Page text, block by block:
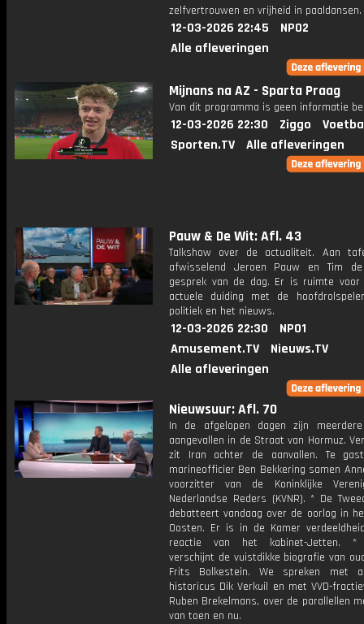
zelfvertrouwen en vrijheid in paaldansen.
12-03-2026 22:45
NPO2
Alle afleveringen
Mijnans na AZ - Sparta Praag
Van dit programma is geen informatie
12-03-2026 22:30 Ziggo
Sporten.TV
Alle afleveringen
Pauw & De Wit: Afl. 43
Talkshow over de actualiteit. Aan
afwisselend Jeroen Pauw en Tim
gesprek van de dag. Er is ruimte
actuele duiding met de
politiek en het nieuws.
12-03-2026 22:30
NPO1
Amusement.TV
Nieuws.TV
Alle afleveringen
Nieuwsuur: Afl. 70
In de afgelopen dagen zijn
aangevallen in de Straat van Hormuz.
zit Iran achter de aanvallen. Te
marineofficier Ben Bekkering samen
voorzitter van de Koninklijke
Nederlandse Reders (KVNR). * De
debatteert vandaag over de oorlog in
Oosten. Er is in de Kamer
reactie van het kabinet-Jetten. *
verschijnt de vuistdikke biografie van
Frits Bolkestein. We spreken met
historicus Dik Verkuil en met VVD-
Ruben Brekelmans, over de parallellen
van toen en nu.